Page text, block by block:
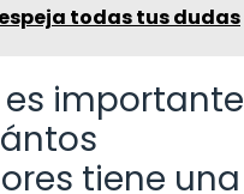
todas tus dudas
es importante
tiene una